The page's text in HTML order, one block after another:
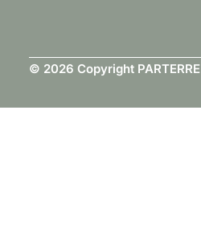
© 2026 Copyright PARTERRE